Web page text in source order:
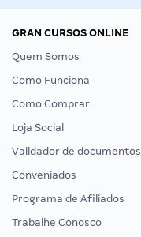
GRAN CURSOS ONLINE
Quem Somos
Como Funciona
Como Comprar
Loja Social
Validador de documentos
Conveniados
Programa de Afiliados
Trabalhe Conosco